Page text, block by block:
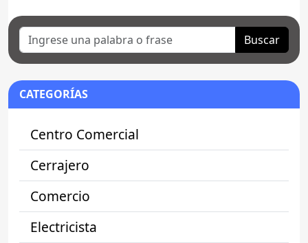
Buscar
CATEGORÍAS
Centro Comercial
Cerrajero
Comercio
Electricista